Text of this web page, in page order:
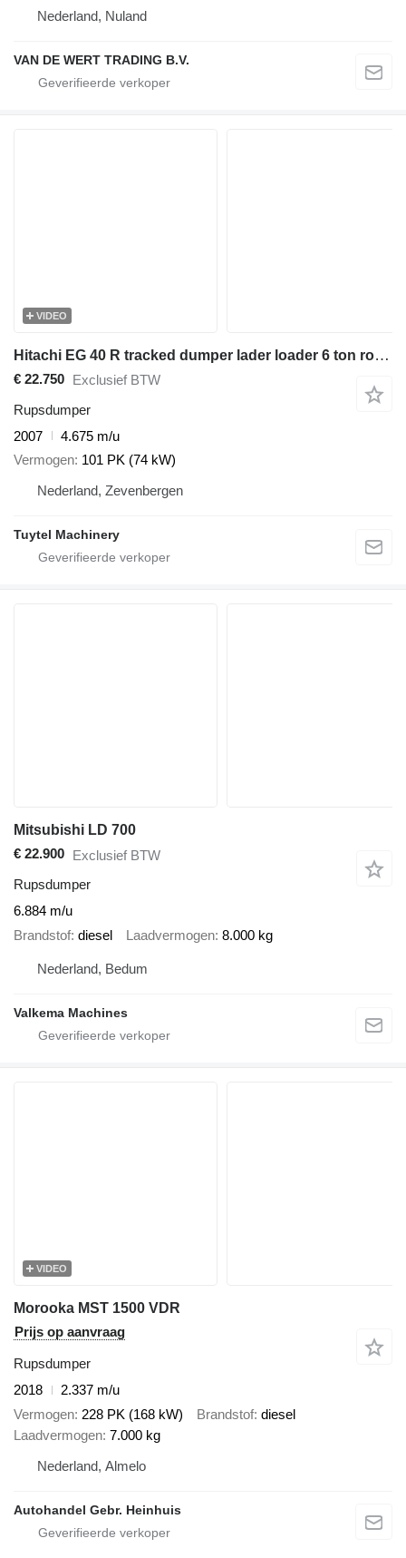
Nederland, Nuland
VAN DE WERT TRADING B.V.
VIDEO
Hitachi EG 40 R tracked dumper lader loader 6 ton rotating
€ 22.750 Exclusief BTW
Rupsdumper
2007
4.675 m/u
Vermogen 101 PK (74 kW)
Nederland, Zevenbergen
Tuytel Machinery
Mitsubishi LD 700
€ 22.900 Exclusief BTW
Rupsdumper
6.884 m/u
Brandstof diesel Laadvermogen 8.000 kg
Nederland, Bedum
Valkema Machines
VIDEO
Morooka MST 1500 VDR
Prijs op aanvraag
Rupsdumper
2018
2.337 m/u
Vermogen 228 PK (168 kW) Brandstof diesel
Laadvermogen 7.000 kg
Nederland, Almelo
Autohandel Gebr. Heinhuis